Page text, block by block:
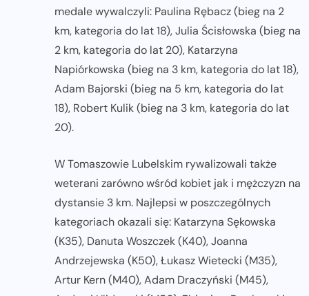
medale wywalczyli: Paulina Rębacz (bieg na 2
km, kategoria do lat 18), Julia Ścisłowska (bieg na
2 km, kategoria do lat 20), Katarzyna
Napiórkowska (bieg na 3 km, kategoria do lat 18),
Adam Bajorski (bieg na 5 km, kategoria do lat
18), Robert Kulik (bieg na 3 km, kategoria do lat
20).
W Tomaszowie Lubelskim rywalizowali także
weterani zarówno wśród kobiet jak i mężczyzn na
dystansie 3 km. Najlepsi w poszczególnych
kategoriach okazali się: Katarzyna Sękowska
(K35), Danuta Woszczek (K40), Joanna
Andrzejewska (K50), Łukasz Wietecki (M35),
Artur Kern (M40), Adam Draczyński (M45),